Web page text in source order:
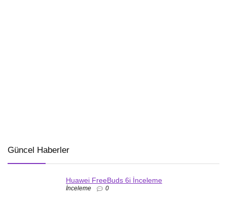
Güncel Haberler
Huawei FreeBuds 6i İnceleme
İnceleme 0